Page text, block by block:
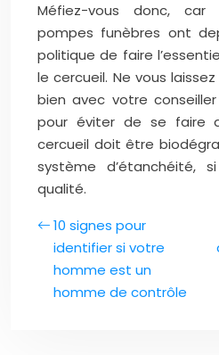
Méfiez-vous donc,
pompes funèbres ont
politique de faire
le cercueil. Ne vous
bien avec votre
pour éviter de se faire
cercueil doit être
système d’étanchéité,
qualité.
10 signes pour
identifier si votre
homme est un
homme de contrôle